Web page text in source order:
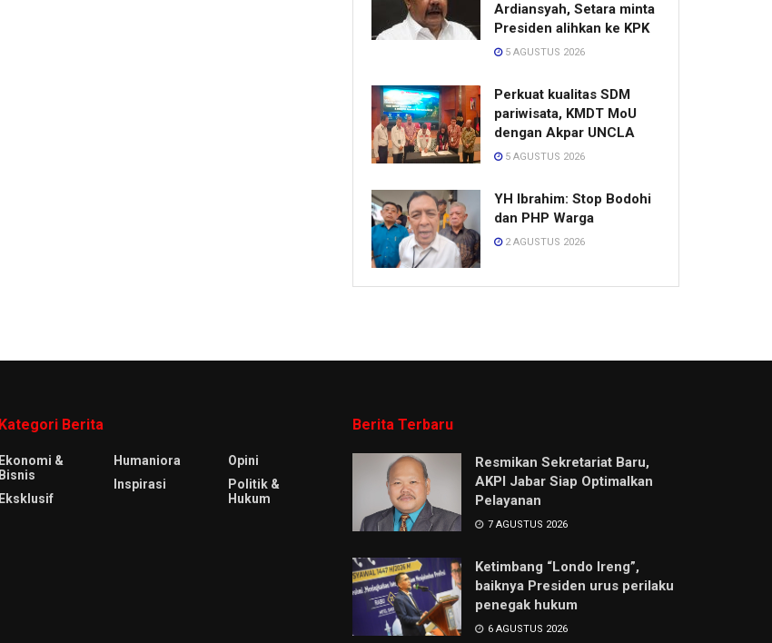
Ardiansyah, Setara minta
Presiden alihkan ke KPK
5 AGUSTUS 2026
Perkuat kualitas SDM
pariwisata, KMDT MoU
dengan Akpar UNCLA
5 AGUSTUS 2026
YH Ibrahim: Stop Bodohi
dan PHP Warga
2 AGUSTUS 2026
Kategori Berita
Ekonomi &
Bisnis
Eksklusif
Humaniora
Inspirasi
Opini
Politik &
Hukum
Berita Terbaru
Resmikan Sekretariat Baru,
AKPI Jabar Siap Optimalkan
Pelayanan
7 AGUSTUS 2026
Ketimbang “Londo Ireng”,
baiknya Presiden urus perilaku
penegak hukum
6 AGUSTUS 2026